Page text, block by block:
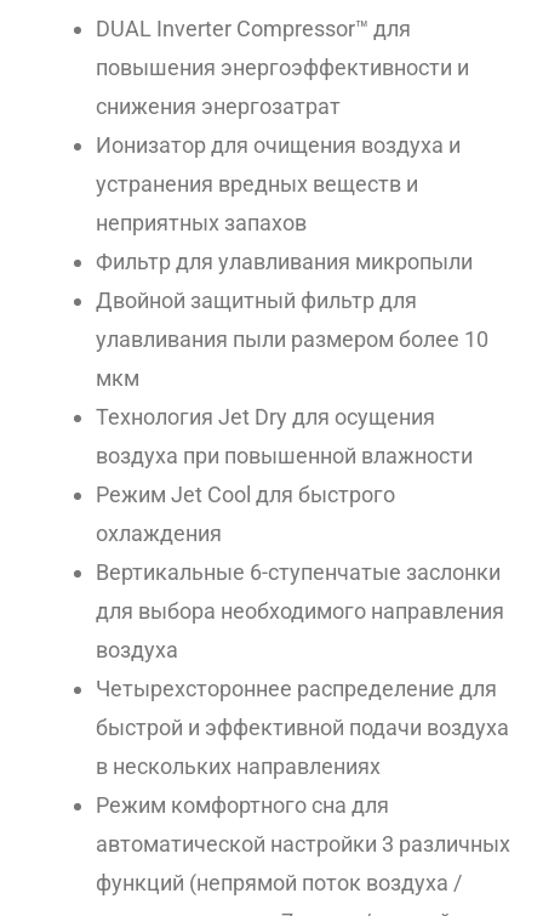
DUAL Inverter Compressor™ для
повышения энергоэффективности и
снижения энергозатрат
Ионизатор для очищения воздуха и
устранения вредных веществ и
неприятных запахов
Фильтр для улавливания микропыли
Двойной защитный фильтр для
улавливания пыли размером более 10
мкм
Технология Jet Dry для осущения
воздуха при повышенной влажности
Режим Jet Cool для быстрого
охлаждения
Вертикальные 6-ступенчатые заслонки
для выбора необходимого направления
воздуха
Четырехстороннее распределение для
быстрой и эффективной подачи воздуха
в нескольких направлениях
Режим комфортного сна для
автоматической настройки 3 различных
функций (непрямой поток воздуха /